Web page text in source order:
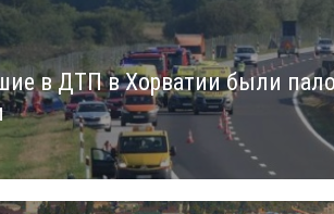
в ДТП в Хорватии были